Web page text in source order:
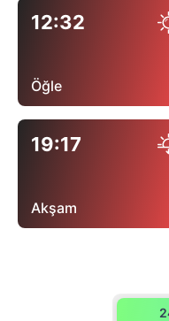
12:32
Öğle
19:17
Akşam